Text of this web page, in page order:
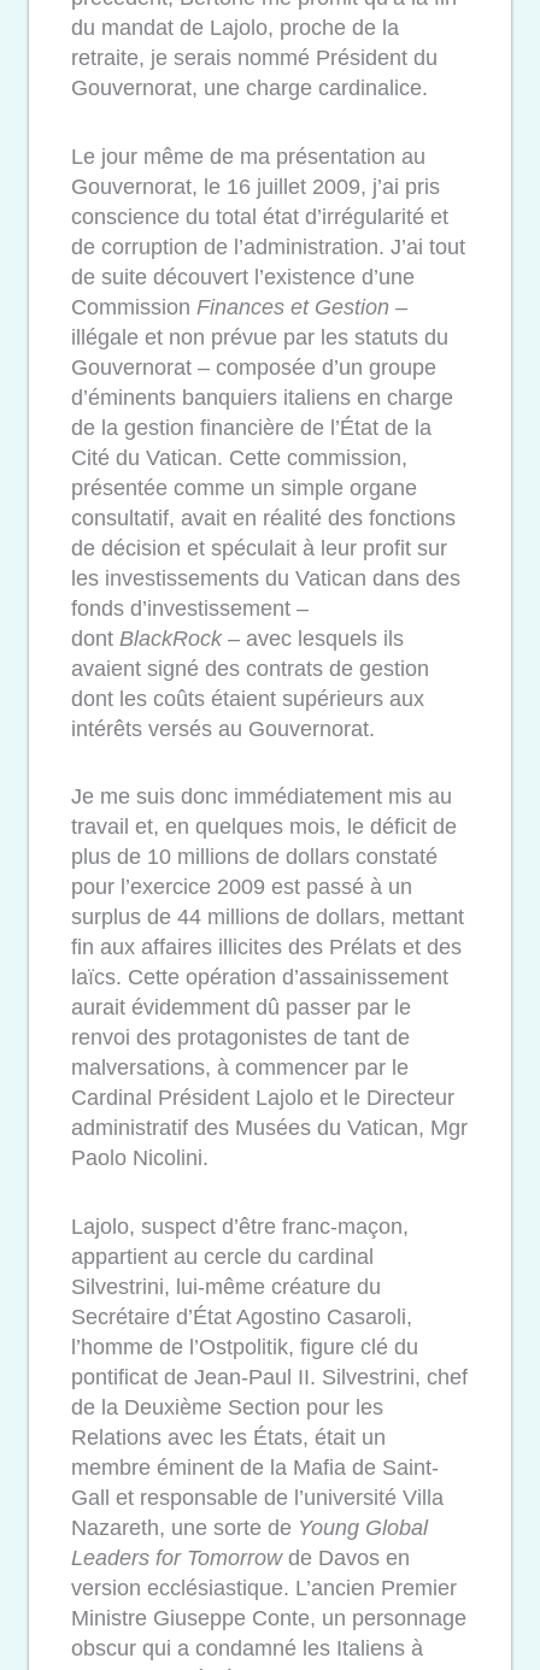
du mandat de Lajolo, proche de la
retraite, je serais nommé Président du
Gouvernorat, une charge cardinalice.
Le jour même de ma présentation au
Gouvernorat, le 16 juillet 2009, j’ai pris
conscience du total état d’irrégularité et
de corruption de l’administration. J’ai tout
de suite découvert l’existence d’une
Commission Finances et Gestion –
illégale et non prévue par les statuts du
Gouvernorat – composée d’un groupe
d’éminents banquiers italiens en charge
de la gestion financière de l’État de la
Cité du Vatican. Cette commission,
présentée comme un simple organe
consultatif, avait en réalité des fonctions
de décision et spéculait à leur profit sur
les investissements du Vatican dans des
fonds d’investissement –
dont BlackRock– avec lesquels ils
avaient signé des contrats de gestion
dont les coûts étaient supérieurs aux
intérêts versés au Gouvernorat.
Je me suis donc immédiatement mis au
travail et, en quelques mois, le déficit de
plus de 10 millions de dollars constaté
pour l’exercice 2009 est passé à un
surplus de 44 millions de dollars, mettant
fin aux affaires illicites des Prélats et des
laïcs. Cette opération d’assainissement
aurait évidemment dû passer par le
renvoi des protagonistes de tant de
malversations, à commencer par le
Cardinal Président Lajolo et le Directeur
administratif des Musées du Vatican, Mgr
Paolo Nicolini.
Lajolo, suspect d’être franc-maçon,
appartient au cercle du cardinal
Silvestrini, lui-même créature du
Secrétaire d’État Agostino Casaroli,
l’homme de l’Ostpolitik, figure clé du
pontificat de Jean-Paul II. Silvestrini, chef
de la Deuxième Section pour les
Relations avec les États, était un
membre éminent de la Mafia de Saint-
Gall et responsable de l’université Villa
Nazareth, une sorte de Young Global
Leaders for Tomorrow de Davos en
version ecclésiastique. L’ancien Premier
Ministre Giuseppe Conte, un personnage
obscur qui a condamné les Italiens à